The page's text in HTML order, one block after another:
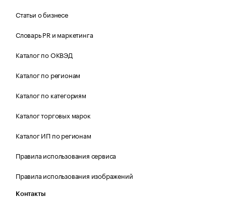
Статьи о бизнесе
Словарь PR и маркетинга
Каталог по ОКВЭД
Каталог по регионам
Каталог по категориям
Каталог торговых марок
Каталог ИП по регионам
Правила использования сервиса
Правила использования изображений
Контакты